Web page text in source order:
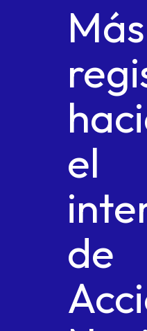
Más
el
de